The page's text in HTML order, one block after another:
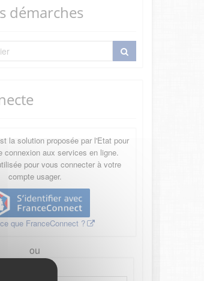
démarches
la solution proposée par l'Etat pour
connexion aux services en ligne.
pour vous connecter à votre
compte usager.
que FranceConnect ?
ou